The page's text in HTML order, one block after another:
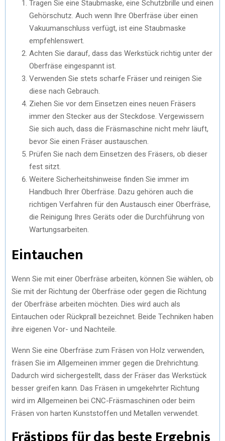
Tragen Sie eine Staubmaske, eine Schutzbrille und einen
Gehörschutz. Auch wenn Ihre Oberfräse über einen
Vakuumanschluss verfügt, ist eine Staubmaske
empfehlenswert.
Achten Sie darauf, dass das Werkstück richtig unter der
Oberfräse eingespannt ist.
Verwenden Sie stets scharfe Fräser und reinigen Sie
diese nach Gebrauch.
Ziehen Sie vor dem Einsetzen eines neuen Fräsers
immer den Stecker aus der Steckdose. Vergewissern
Sie sich auch, dass die Fräsmaschine nicht mehr läuft,
bevor Sie einen Fräser austauschen.
Prüfen Sie nach dem Einsetzen des Fräsers, ob dieser
fest sitzt.
Weitere Sicherheitshinweise finden Sie immer im
Handbuch Ihrer Oberfräse. Dazu gehören auch die
richtigen Verfahren für den Austausch einer Oberfräse,
die Reinigung Ihres Geräts oder die Durchführung von
Wartungsarbeiten.
Eintauchen
Wenn Sie mit einer Oberfräse arbeiten, können Sie wählen, ob
Sie mit der Richtung der Oberfräse oder gegen die Richtung
der Oberfräse arbeiten möchten. Dies wird auch als
Eintauchen oder Rückprall bezeichnet. Beide Techniken haben
ihre eigenen Vor- und Nachteile.
Wenn Sie eine Oberfräse zum Fräsen von Holz verwenden,
fräsen Sie im Allgemeinen immer gegen die Drehrichtung.
Dadurch wird sichergestellt, dass der Fräser das Werkstück
besser greifen kann. Das Fräsen in umgekehrter Richtung
wird im Allgemeinen bei CNC-Fräsmaschinen oder beim
Fräsen von harten Kunststoffen und Metallen verwendet.